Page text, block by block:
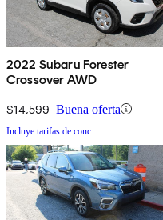
2022 Subaru Forester
Crossover AWD
$14,599 Buena oferta
Incluye tarifas de conc.